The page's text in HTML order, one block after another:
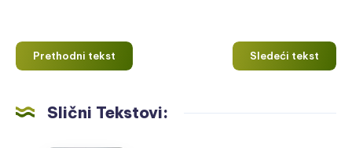
Prethodni tekst Sledeći tekst
Slični Tekstovi: